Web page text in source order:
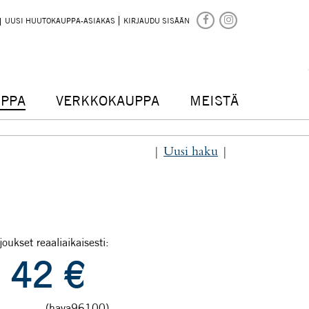
UUSI HUUTOKAUPPA-ASIAKAS KIRJAUDU SISÄÄN
VERKKOKAUPPA MEISTÄ
Uusi haku
reaaliaikaisesti:
42 €